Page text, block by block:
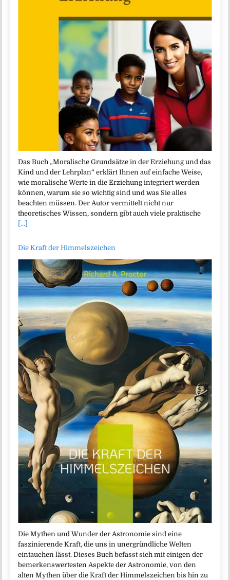
Das Buch „Moralische Grundsätze in der Erziehung und das
Kind und der Lehrplan“ erklärt Ihnen auf einfache Weise,
wie moralische Werte in die Erziehung integriert werden
können, warum sie so wichtig sind und was Sie alles
beachten müssen. Der Autor vermittelt nicht nur
theoretisches Wissen, sondern gibt auch viele praktische
[...]
Die Kraft der Himmelszeichen
Die Mythen und Wunder der Astronomie sind eine
faszinierende Kraft, die uns in unergründliche Welten
eintauchen lässt. Dieses Buch befasst sich mit einigen der
bemerkenswertesten Aspekte der Astronomie, von den
alten Mythen über die Kraft der Himmelszeichen bis hin zu